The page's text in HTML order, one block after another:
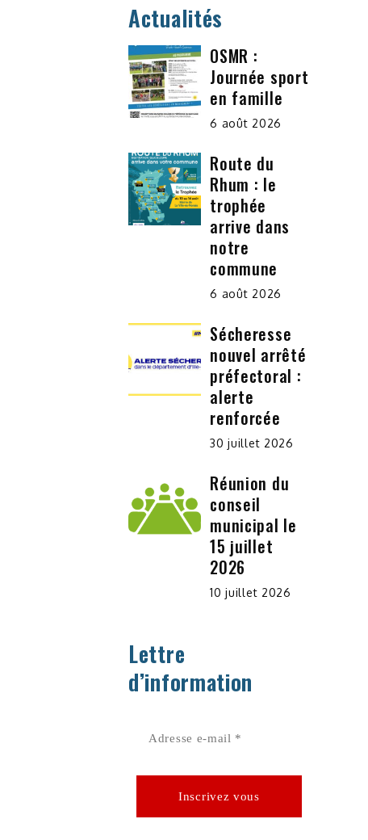
Actualités
OSMR :
Journée sport
en famille
6 août 2026
Route du
Rhum : le
trophée
arrive dans
notre
commune
6 août 2026
Sécheresse
nouvel arrêté
préfectoral :
alerte
renforcée
30 juillet 2026
Réunion du
conseil
municipal le
15 juillet
2026
10 juillet 2026
Lettre
d’information